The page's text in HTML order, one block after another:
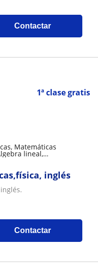
Contactar
1ª clase gratis
Matemáticas
lineal,
Matemáticas discretas
inglés
Contactar